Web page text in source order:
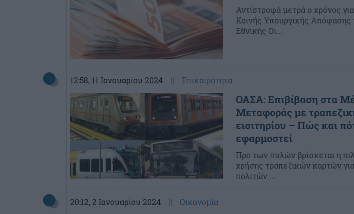
Αντίστροφά μετρά ο χρόνος
Κοινής Υπουργικής
Εθνικής Οι...
12:58, 11 Ιανουαρίου 2024 || Επικαιρότητα
ΟΑΣΑ: Επιβίβαση στα
Μεταφοράς με
εισιτηρίου – Πώς και
εφαρμοστεί
Προ των πυλών βρίσκεται η
χρήσης τραπεζικών καρτών
πολιτών ...
20:12, 2 Ιανουαρίου 2024 || Οικονομία